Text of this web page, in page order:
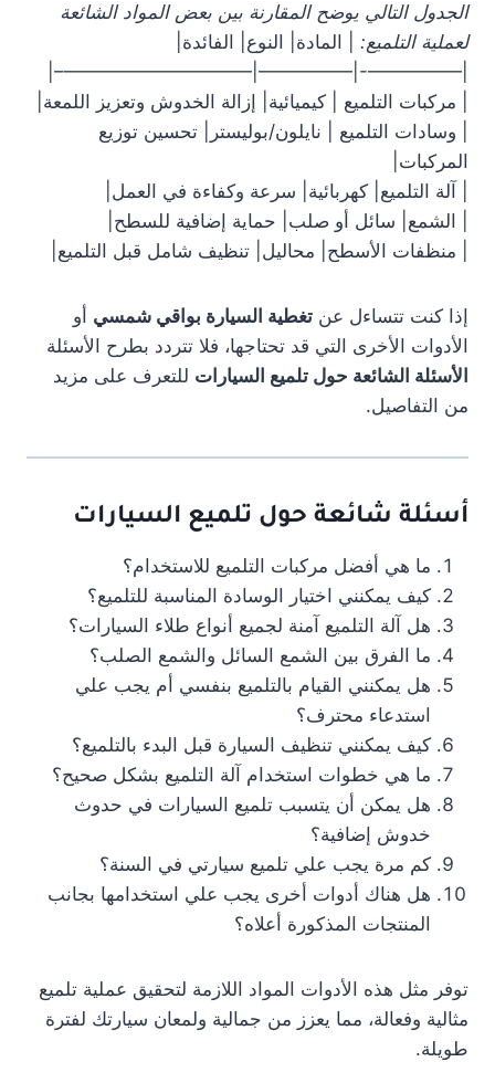
الجدول التالي يوضح المقارنة بين بعض المواد الشائعة
لعملية التلميع: | المادة| النوع| الفائدة|
|—————-|—————|——————————–|
| مركبات التلميع | كيميائية| إزالة الخدوش وتعزيز اللمعة|
| وسادات التلميع | نايلون/بوليستر| تحسين توزيع
المركبات|
| آلة التلميع| كهربائية| سرعة وكفاءة في العمل|
| الشمع| سائل أو صلب| حماية إضافية للسطح|
| منظفات الأسطح| محاليل| تنظيف شامل قبل التلميع|
إذا كنت تتساءل عن تغطية السيارة بواقي شمسي أو
الأدوات الأخرى التي قد تحتاجها، فلا تتردد بطرح الأسئلة
الأسئلة الشائعة حول تلميع السيارات للتعرف على مزيد
من التفاصيل.
أسئلة شائعة حول تلميع السيارات
ما هي أفضل مركبات التلميع للاستخدام؟
كيف يمكنني اختيار الوسادة المناسبة للتلميع؟
هل آلة التلميع آمنة لجميع أنواع طلاء السيارات؟
ما الفرق بين الشمع السائل والشمع الصلب؟
هل يمكنني القيام بالتلميع بنفسي أم يجب علي
استدعاء محترف؟
كيف يمكنني تنظيف السيارة قبل البدء بالتلميع؟
ما هي خطوات استخدام آلة التلميع بشكل صحيح؟
هل يمكن أن يتسبب تلميع السيارات في حدوث
خدوش إضافية؟
كم مرة يجب علي تلميع سيارتي في السنة؟
هل هناك أدوات أخرى يجب علي استخدامها بجانب
المنتجات المذكورة أعلاه؟
توفر مثل هذه الأدوات المواد اللازمة لتحقيق عملية تلميع
مثالية وفعالة، مما يعزز من جمالية ولمعان سيارتك لفترة
طويلة.